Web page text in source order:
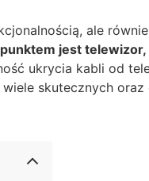
ale
jest
ukrycia kabli od
skutecznych